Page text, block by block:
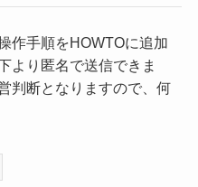
作手順をHOWTOに追加
より匿名で送信できま
判断となりますので、何